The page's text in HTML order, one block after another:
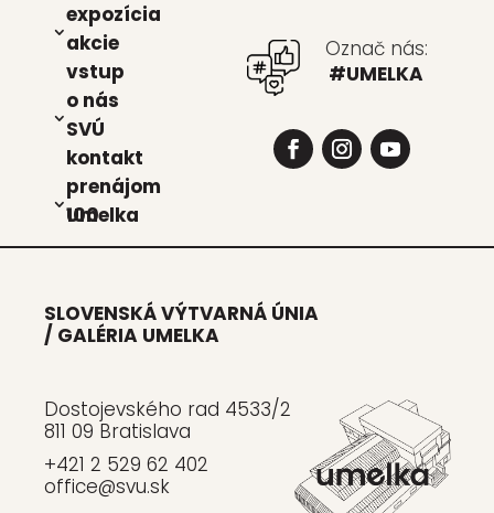
expo­zí­cia
akcie
vstup
o nás
SVÚ
kon­takt
pre­ná­jom
Umel­ka 100
Označ nás:
#UMELKA
SLOVENSKÁ VÝTVARNÁ ÚNIA
/ GALÉRIA UMELKA
Dostojevského rad 4533/2
811 09 Bratislava
+421 2 529 62 402
office@svu.sk